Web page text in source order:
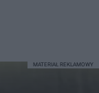
MATERIAŁ REKLAMOWY